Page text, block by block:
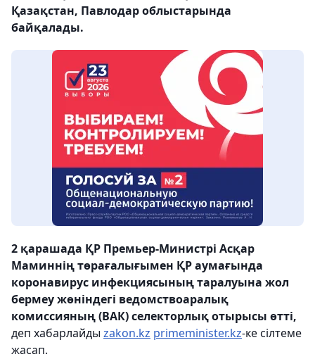
Қазақстан, Павлодар облыстарында
байқалады.
2 қарашада ҚР Премьер-Министрі Асқар
Маминнің төрағалығымен ҚР аумағында
коронавирус инфекциясының таралуына жол
бермеу жөніндегі ведомствоаралық
комиссияның (ВАК) селекторлық отырысы өтті,
деп хабарлайды zakon.kz primeminister.kz-ке сілтеме
жасап.